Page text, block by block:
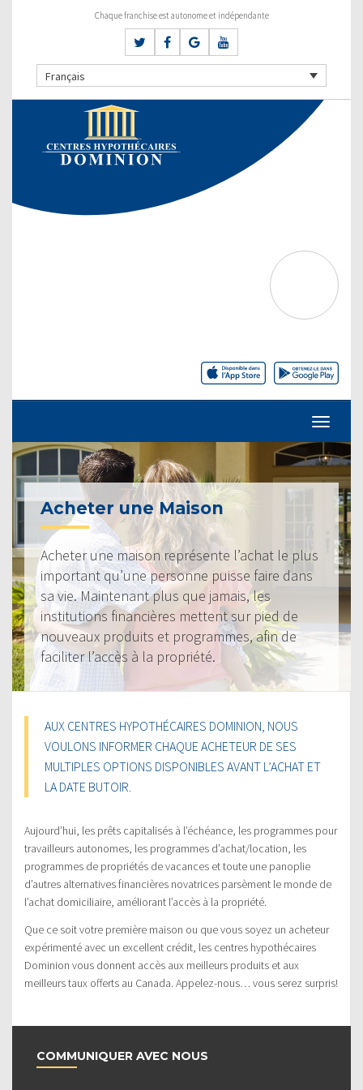
Chaque franchise est autonome et indépendante
Français
Acheter une Maison
Acheter une maison représente l’achat le plus
important qu’une personne puisse faire dans
sa vie. Maintenant plus que jamais, les
institutions financières mettent sur pied de
nouveaux produits et programmes, afin de
faciliter l’accès à la propriété.
AUX CENTRES HYPOTHÉCAIRES DOMINION, NOUS
VOULONS INFORMER CHAQUE ACHETEUR DE SES
MULTIPLES OPTIONS DISPONIBLES AVANT L’ACHAT ET
LA DATE BUTOIR.
Aujourd’hui, les prêts capitalisés à l’échéance, les programmes pour
travailleurs autonomes, les programmes d’achat/location, les
programmes de propriétés de vacances et toute une panoplie
d’autres alternatives financières novatrices parsèment le monde de
l’achat domiciliaire, améliorant l’accès à la propriété.
Que ce soit votre première maison ou que vous soyez un acheteur
expérimenté avec un excellent crédit, les centres hypothécaires
Dominion vous donnent accès aux meilleurs produits et aux
meilleurs taux offerts au Canada. Appelez-nous… vous serez surpris!
COMMUNIQUER AVEC NOUS